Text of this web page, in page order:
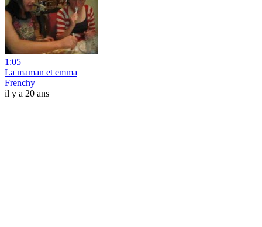
1:05
La maman et emma
Frenchy
il y a 20 ans